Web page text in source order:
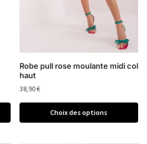
Robe pull rose moulante midi col
haut
38,90€
Choix des options